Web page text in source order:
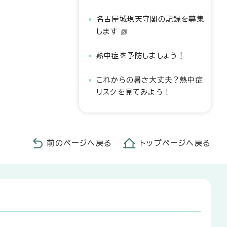
名古屋城現天守閣の記録を募集
します
熱中症を予防しましょう！
これからの暑さ大丈夫？熱中症
リスクを見てみよう！
前のページへ戻る トップページへ戻る